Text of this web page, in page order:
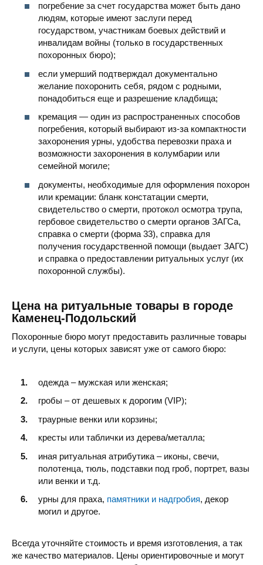
погребение за счет государства может быть дано
людям, которые имеют заслуги перед
государством, участникам боевых действий и
инвалидам войны (только в государственных
похоронных бюро);
если умерший подтверждал документально
желание похоронить себя, рядом с родными,
понадобиться еще и разрешение кладбища;
кремация — один из распространенных способов
погребения, который выбирают из-за компактности
захоронения урны, удобства перевозки праха и
возможности захоронения в колумбарии или
семейной могиле;
документы, необходимые для оформления похорон
или кремации: бланк констатации смерти,
свидетельство о смерти, протокол осмотра трупа,
гербовое свидетельство о смерти органов ЗАГСа,
справка о смерти (форма 33), справка для
получения государственной помощи (выдает ЗАГС)
и справка о предоставлении ритуальных услуг (их
похоронной службы).
Цена на ритуальные товары в городе
Каменец-Подольский
Похоронные бюро могут предоставить различные товары
и услуги, цены которых зависят уже от самого бюро:
одежда – мужская или женская;
гробы – от дешевых к дорогим (VIP);
траурные венки или корзины;
кресты или таблички из дерева/металла;
иная ритуальная атрибутика – иконы, свечи,
полотенца, тюль, подставки под гроб, портрет, вазы
или венки и т.д.
урны для праха, памятники и надгробия, декор
могил и другое.
Всегда уточняйте стоимость и время изготовления, а так
же качество материалов. Цены ориентировочные и могут